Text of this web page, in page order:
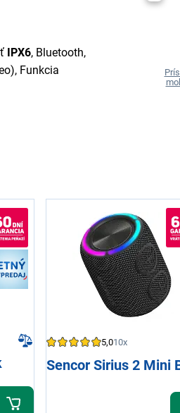
IPX6, Bluetooth,
Funkcia
5,010x
Sencor Sirius 2 Mini